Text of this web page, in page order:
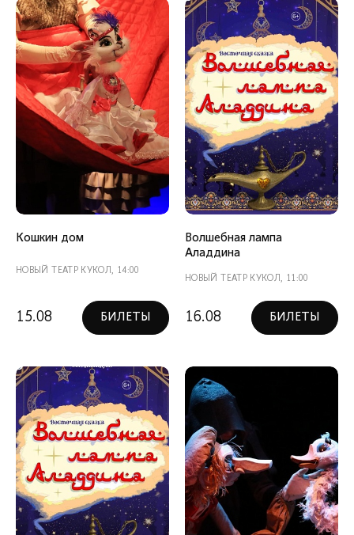
Кошкин дом
НОВЫЙ ТЕАТР КУКОЛ, 14:00
15.08 БИЛЕТЫ
Волшебная лампа
Аладдина
НОВЫЙ ТЕАТР КУКОЛ, 11:00
16.08 БИЛЕТЫ